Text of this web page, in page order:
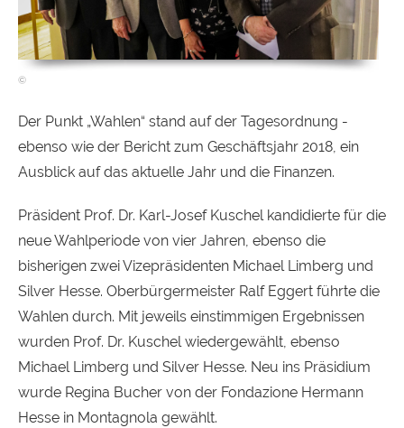
Der Punkt „Wahlen“ stand auf der Tagesordnung -
ebenso wie der Bericht zum Geschäftsjahr 2018, ein
Ausblick auf das aktuelle Jahr und die Finanzen.
Präsident Prof. Dr. Karl-Josef Kuschel kandidierte für die
neue Wahlperiode von vier Jahren, ebenso die
bisherigen zwei Vizepräsidenten Michael Limberg und
Silver Hesse. Oberbürgermeister Ralf Eggert führte die
Wahlen durch. Mit jeweils einstimmigen Ergebnissen
wurden Prof. Dr. Kuschel wiedergewählt, ebenso
Michael Limberg und Silver Hesse. Neu ins Präsidium
wurde Regina Bucher von der Fondazione Hermann
Hesse in Montagnola gewählt.